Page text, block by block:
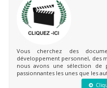
Vous cherchez des
développement personnel, des
nous avons une sélection de
passionnantes les unes que les